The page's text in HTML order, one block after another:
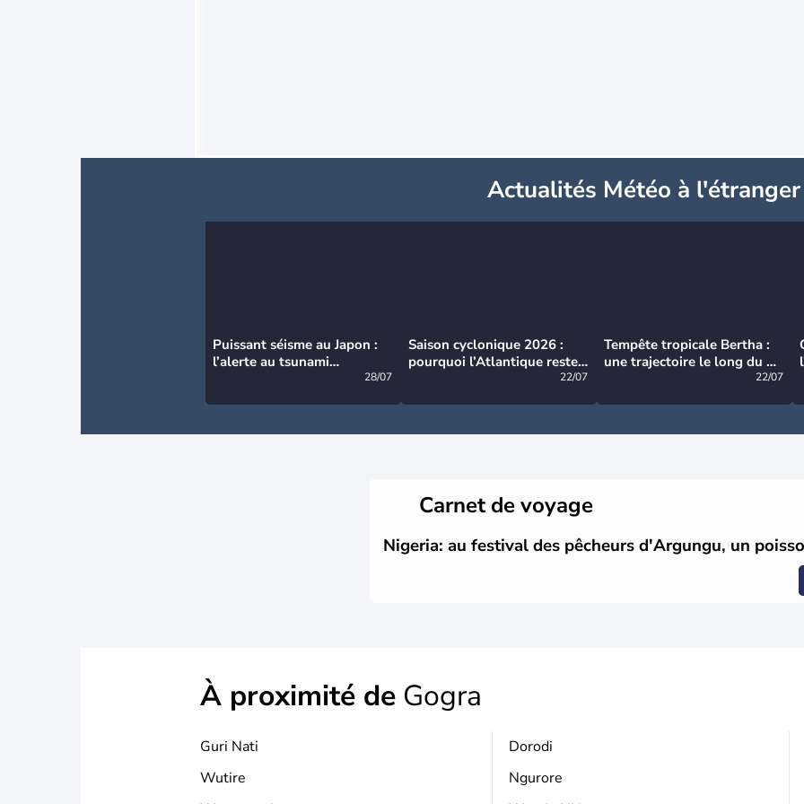
Actualités Météo à l'étranger
Puissant séisme au Japon :
l’alerte au tsunami
28/07
Saison cyclonique 2026 :
pourquoi l’Atlantique reste
22/07
Tempête tropicale Bertha :
une trajectoire le long du du
22/07
Carnet de voyage
Nigeria: au festival des pêcheurs d'Argungu, un
À proximité de Gogra
Guri Nati
Wutire
Dorodi
Ngurore